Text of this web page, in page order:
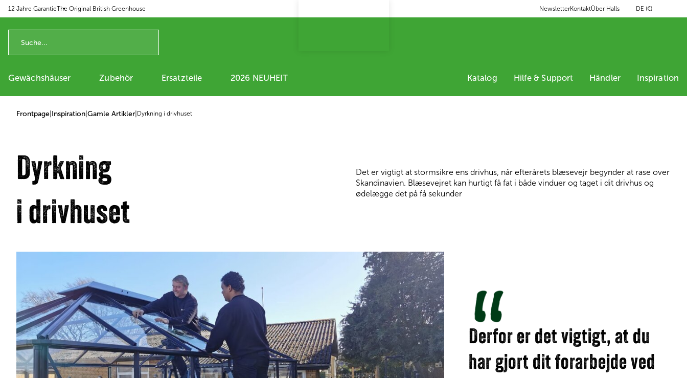
12 Jahre GarantieThe Original British Greenhouse NewsletterKontaktÜber Halls DE (€)
Gewächshäuser Zubehör Ersatzteile 2026 NEUHEIT Katalog Hilfe & Support Händler Inspiration
Frontpage Inspiration Gamle Artikler Dyrkning i drivhuset
Dyrkning
​​​​​​​i drivhuset
Det er vigtigt at stormsikre ens drivhus, når efterårets blæsevejr begynder at rase over
Skandinavien. Blæsevejret kan hurtigt få fat i både vinduer og taget i dit drivhus og
ødelægge det på få sekunder ​​​​​​​
Derfor er det vigtigt, at du
har gjort dit forarbejde ved